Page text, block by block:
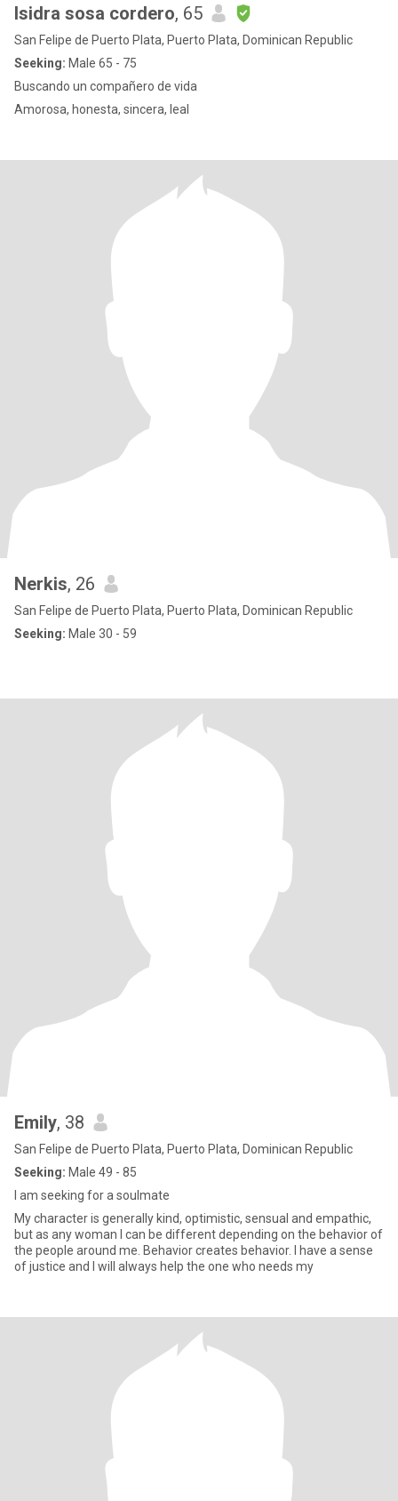
Isidra sosa cordero, 65
San Felipe de Puerto Plata, Puerto Plata, Dominican Republic
Seeking: Male 65 - 75
Buscando un compañero de vida
Amorosa, honesta, sincera, leal
Nerkis, 26
San Felipe de Puerto Plata, Puerto Plata, Dominican Republic
Seeking: Male 30 - 59
Emily, 38
San Felipe de Puerto Plata, Puerto Plata, Dominican Republic
Seeking: Male 49 - 85
I am seeking for a soulmate
My character is generally kind, optimistic, sensual and empathic,
but as any woman I can be different depending on the behavior of
the people around me. Behavior creates behavior. I have a sense
of justice and I will always help the one who needs my